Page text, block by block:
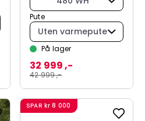
Pute
Uten varmepute
På lager
42 999 ,-
32 999 ,-
SPAR kr 8 000